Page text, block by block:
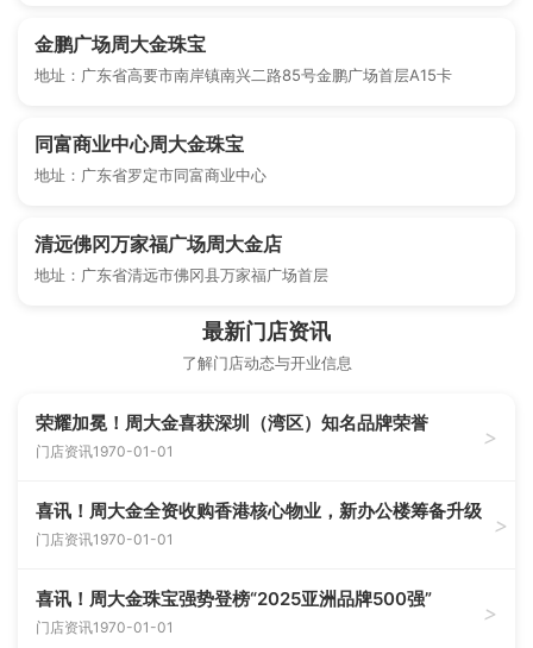
金鹏广场周大金珠宝
地址：广东省高要市南岸镇南兴二路85号金鹏广场首层A15卡
同富商业中心周大金珠宝
地址：广东省罗定市同富商业中心
清远佛冈万家福广场周大金店
地址：广东省清远市佛冈县万家福广场首层
最新门店资讯
了解门店动态与开业信息
荣耀加冕！周大金喜获深圳（湾区）知名品牌荣誉
门店资讯1970-01-01
>
喜讯！周大金全资收购香港核心物业，新办公楼筹备升级
门店资讯1970-01-01
>
喜讯！周大金珠宝强势登榜“2025亚洲品牌500强”
门店资讯1970-01-01
>